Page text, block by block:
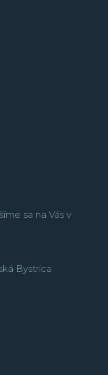
sa na Vás v
Bystrica